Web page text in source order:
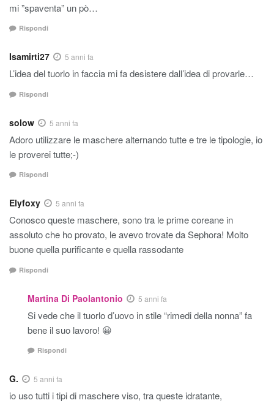
mi ”spaventa” un pò…
Rispondi
Isamirti27 5 anni fa
L’idea del tuorlo in faccia mi fa desistere dall’idea di provarle…
Rispondi
solow 5 anni fa
Adoro utilizzare le maschere alternando tutte e tre le tipologie, io
le proverei tutte;-)
Rispondi
Elyfoxy 5 anni fa
Conosco queste maschere, sono tra le prime coreane in
assoluto che ho provato, le avevo trovate da Sephora! Molto
buone quella purificante e quella rassodante
Rispondi
Martina Di Paolantonio 5 anni fa
Si vede che il tuorlo d’uovo in stile “rimedi della nonna” fa
bene il suo lavoro! 😀
Rispondi
G. 5 anni fa
io uso tutti i tipi di maschere viso, tra queste idratante,